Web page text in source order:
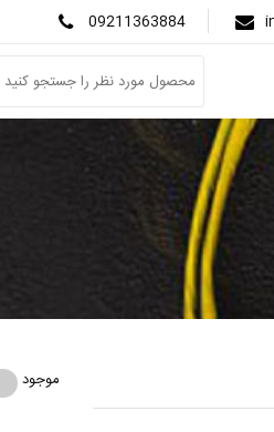
09211363884
موجود